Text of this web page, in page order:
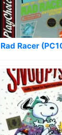
Rad Racer